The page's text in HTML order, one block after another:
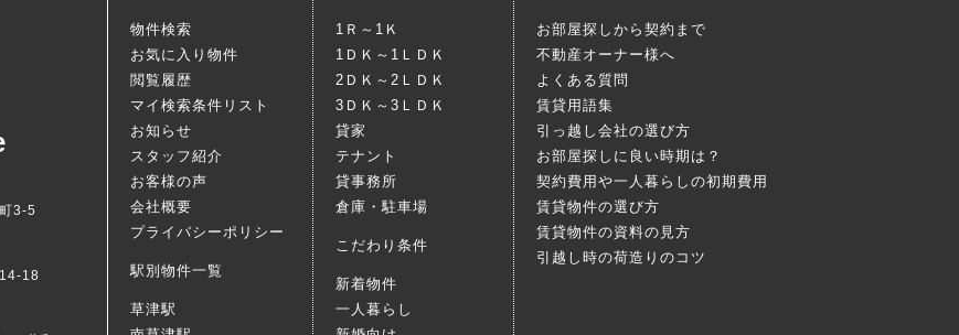
3-5
18
物件検索
お気に入り物件
閲覧履歴
マイ検索条件リスト
お知らせ
スタッフ紹介
お客様の声
会社概要
プライバシーポリシー
駅別物件一覧
草津駅
1Ｒ～1Ｋ
1ＤＫ～1ＬＤＫ
2ＤＫ～2ＬＤＫ
3ＤＫ～3ＬＤＫ
貸家
テナント
貸事務所
倉庫・駐車場
こだわり条件
新着物件
一人暮らし
お部屋探しから契約まで
不動産オーナー様へ
よくある質問
賃貸用語集
引っ越し会社の選び方
お部屋探しに良い時期は？
契約費用や一人暮らしの初期費用
賃貸物件の選び方
賃貸物件の資料の見方
引越し時の荷造りのコツ